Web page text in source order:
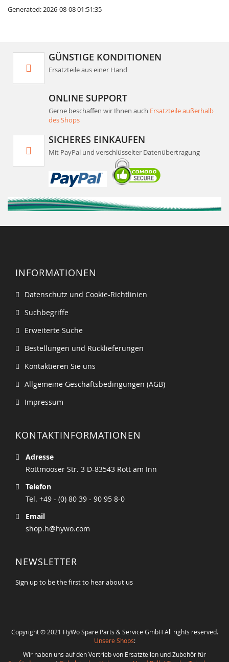
Generated: 2026-08-08 01:51:35
GÜNSTIGE KONDITIONEN
Ersatzteile aus einer Hand
ONLINE SUPPORT
Gerne beschaffen wir Ihnen auch Ersatzteile außerhalb
des Shops
SICHERES EINKAUFEN
Mit PayPal und verschlüsselter Datenübertragung
INFORMATIONEN
Datenschutz und Cookie-Richtlinien
Suchbegriffe
Erweiterte Suche
Bestellungen und Rücklieferungen
Kontaktieren Sie uns
Allgemeine Geschäftsbedingungen (AGB)
Impressum
KONTAKTINFORMATIONEN
Adresse
Rottmooser Str. 3 D-83543 Rott am Inn
Telefon
Tel. +49 - (0) 80 39 - 90 95 8-0
Email
shop.h@hywo.com
NEWSLETTER
Sign up to be the first to hear about us
Copyright © 2021 HyWo Spare Parts & Service GmbH All rights reserved.
Unsere Shops:
Wir haben uns auf den Vertrieb von Ersatzteilen und Zubehör für